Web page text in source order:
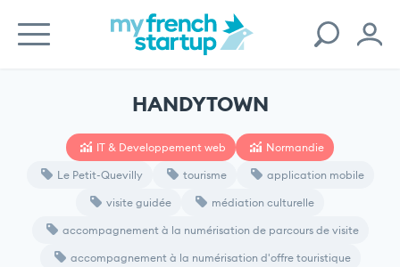
HANDYTOWN
IT & Developpement web Normandie
Le Petit-Quevilly tourisme application mobile
visite guidée médiation culturelle
accompagnement à la numérisation de parcours de visite
accompagnement à la numérisation d'offre touristique